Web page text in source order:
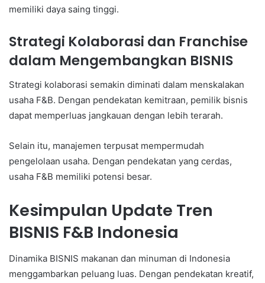
memiliki daya saing tinggi.
Strategi Kolaborasi dan Franchise
dalam Mengembangkan BISNIS
Strategi kolaborasi semakin diminati dalam menskalakan
usaha F&B. Dengan pendekatan kemitraan, pemilik bisnis
dapat memperluas jangkauan dengan lebih terarah.
Selain itu, manajemen terpusat mempermudah
pengelolaan usaha. Dengan pendekatan yang cerdas,
usaha F&B memiliki potensi besar.
Kesimpulan Update Tren
BISNIS F&B Indonesia
Dinamika BISNIS makanan dan minuman di Indonesia
menggambarkan peluang luas. Dengan pendekatan kreatif,